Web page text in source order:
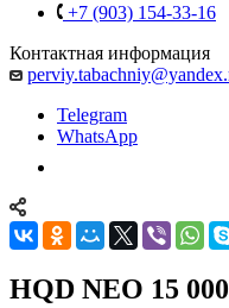
+7 (903) 154-33-16
Контактная информация
Telegram
WhatsApp
HQD NEO 15